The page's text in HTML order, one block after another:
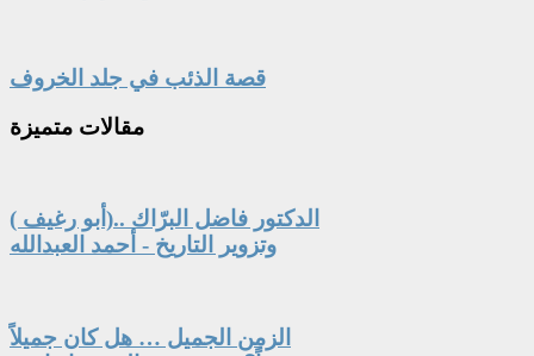
قصة الذئب في جلد الخروف
مقالات متميزة
الدكتور فاضل البرّاك ..(أبو رغيف )
وتزوير التاريخ - أحمد العبدالله
الزمن الجميل … هل كان جميلاً